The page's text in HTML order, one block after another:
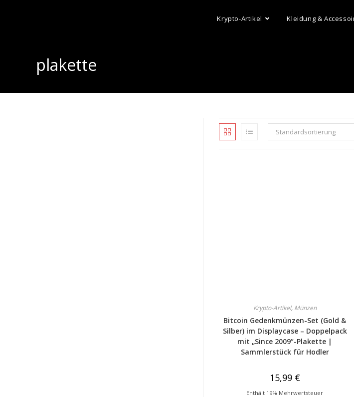
Krypto-Artikel Kleidung &
plakette
Standardsortierung
Krypto-Artikel, Münzen
Bitcoin Gedenkmünzen-Set (Gold &
Silber) im Displaycase – Doppelpack
mit „Since 2009“-Plakette |
Sammlerstück für Hodler
15,99 €
Enthält 19% Mehrwertsteuer